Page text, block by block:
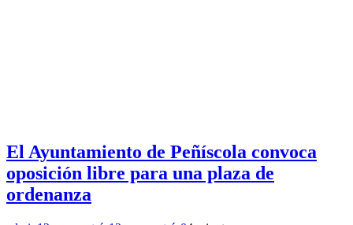
El Ayuntamiento de Peñíscola convoca
oposición libre para una plaza de
ordenanza